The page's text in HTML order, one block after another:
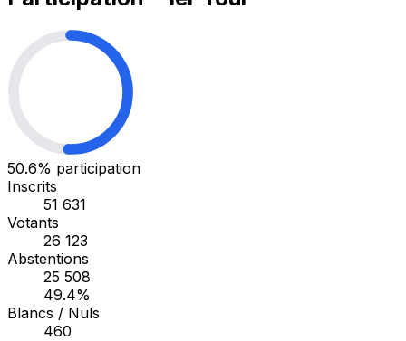
50.6% participation
Inscrits
51 631
Votants
26 123
Abstentions
25 508
49.4%
Blancs / Nuls
460